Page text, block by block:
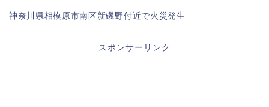
神奈川県相模原市南区新磯野付近で火災発生
スポンサーリンク